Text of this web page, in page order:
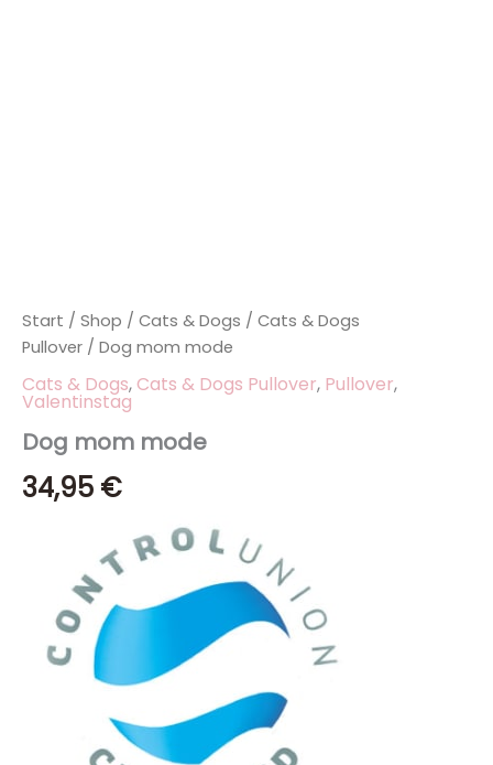
Start / Shop / Cats & Dogs / Cats & Dogs
Pullover / Dog mom mode
Cats & Dogs,Cats & Dogs Pullover, Pullover,
Valentinstag
Dog mom mode
34,95 €